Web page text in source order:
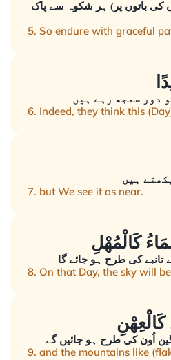
کی باتوں پر) ہر شکوہ سے پاک
5. So endure with graceful
دور سمجھ رہے ہیں
6. Indeed, they think this
ہیں
7. but We see it as near.
کی طرح ہو جائے گا
8. On that Day, the sky will
اُون کی طرح ہو جائیں گے
9. and the mountains like